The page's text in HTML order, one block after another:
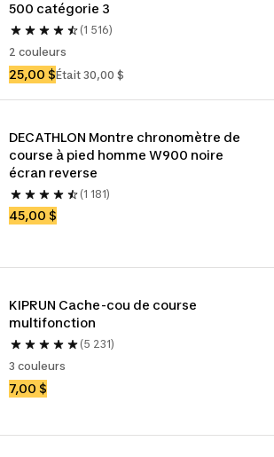
500 catégorie 3
(1 516)
2 couleurs
25,00 $Était 30,00 $
DECATHLON Montre chronomètre de
course à pied homme W900 noire
écran reverse
(1 181)
45,00 $
KIPRUN Cache-cou de course
multifonction
(5 231)
3 couleurs
7,00 $